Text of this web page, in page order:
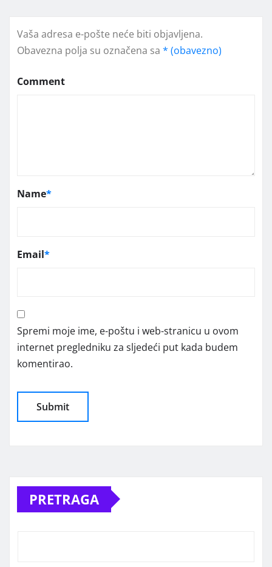
Vaša adresa e-pošte neće biti objavljena.
Obavezna polja su označena sa * (obavezno)
Comment
Name*
Email*
Spremi moje ime, e-poštu i web-stranicu u ovom
internet pregledniku za sljedeći put kada budem
komentirao.
PRETRAGA